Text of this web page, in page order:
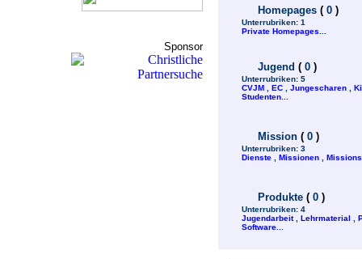
Sponsor
Homepages ( 0 )
Unterrubriken: 1
Private Homepages
Jugend ( 0 )
Unterrubriken: 5
CVJM
EC Jungescharen
Studenten
Mission ( 0 )
Unterrubriken: 3
Dienste
Missionen
Produkte ( 0 )
Unterrubriken: 4
Jugendarbeit, Lehrmaterial
Software